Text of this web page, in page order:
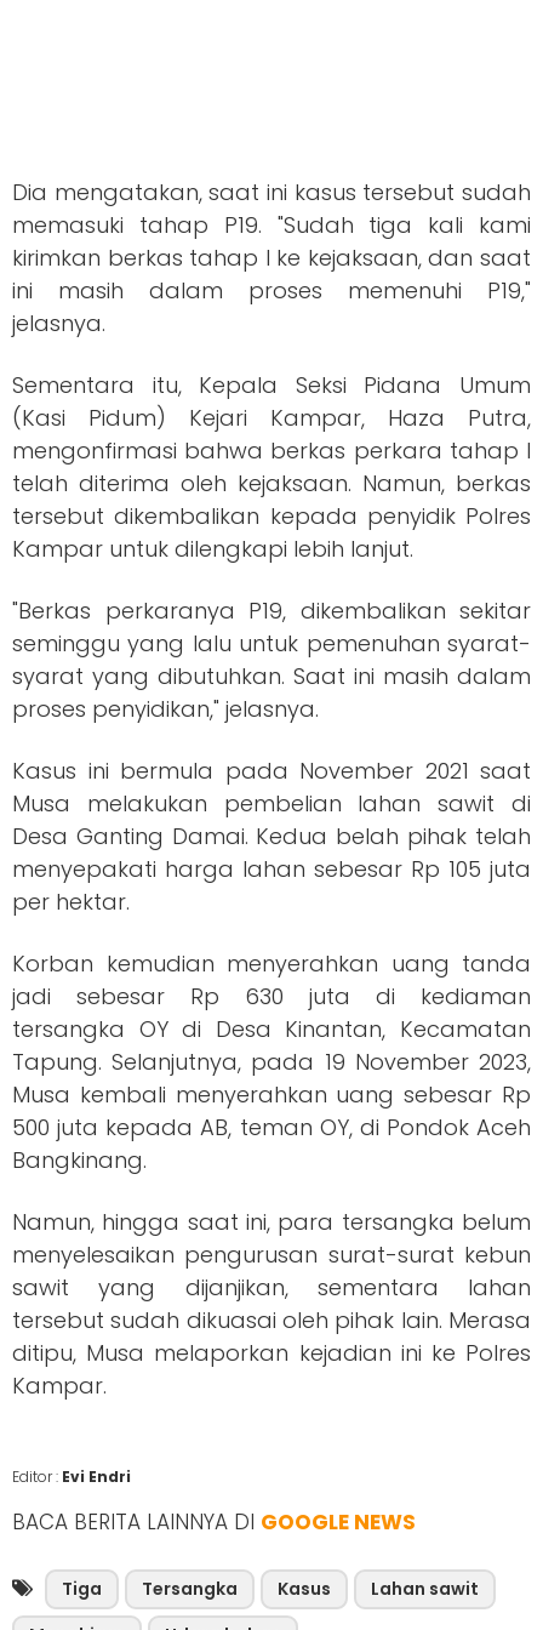
Dia mengatakan, saat ini kasus tersebut sudah
memasuki tahap P19. "Sudah tiga kali kami
kirimkan berkas tahap I ke kejaksaan, dan saat
ini masih dalam proses memenuhi P19,"
jelasnya.
Sementara itu, Kepala Seksi Pidana Umum
(Kasi Pidum) Kejari Kampar, Haza Putra,
mengonfirmasi bahwa berkas perkara tahap I
telah diterima oleh kejaksaan. Namun, berkas
tersebut dikembalikan kepada penyidik Polres
Kampar untuk dilengkapi lebih lanjut.
"Berkas perkaranya P19, dikembalikan sekitar
seminggu yang lalu untuk pemenuhan syarat-
syarat yang dibutuhkan. Saat ini masih dalam
proses penyidikan," jelasnya.
Kasus ini bermula pada November 2021 saat
Musa melakukan pembelian lahan sawit di
Desa Ganting Damai. Kedua belah pihak telah
menyepakati harga lahan sebesar Rp 105 juta
per hektar.
Korban kemudian menyerahkan uang tanda
jadi sebesar Rp 630 juta di kediaman
tersangka OY di Desa Kinantan, Kecamatan
Tapung. Selanjutnya, pada 19 November 2023,
Musa kembali menyerahkan uang sebesar Rp
500 juta kepada AB, teman OY, di Pondok Aceh
Bangkinang.
Namun, hingga saat ini, para tersangka belum
menyelesaikan pengurusan surat-surat kebun
sawit yang dijanjikan, sementara lahan
tersebut sudah dikuasai oleh pihak lain. Merasa
ditipu, Musa melaporkan kejadian ini ke Polres
Kampar.
Editor : Evi Endri
BACA BERITA LAINNYA DI GOOGLE NEWS
Tiga Tersangka Kasus
Lahan sawit